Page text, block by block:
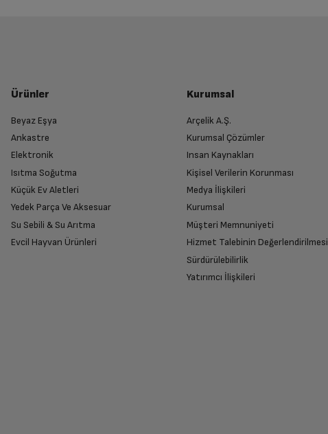
Ürünler
Beyaz Eşya
Ankastre
Elektronik
Isıtma Soğutma
Küçük Ev Aletleri
Yedek Parça Ve Aksesuar
Su Sebili & Su Arıtma
Evcil Hayvan Ürünleri
Kurumsal
Arçelik A.Ş.
Kurumsal Çözümler
Insan Kaynakları
Kişisel Verilerin Korunması
Medya İlişkileri
Kurumsal
Müşteri Memnuniyeti
Hizmet Talebinin Değerlendirilmesi
Sürdürülebilirlik
Yatırımcı İlişkileri